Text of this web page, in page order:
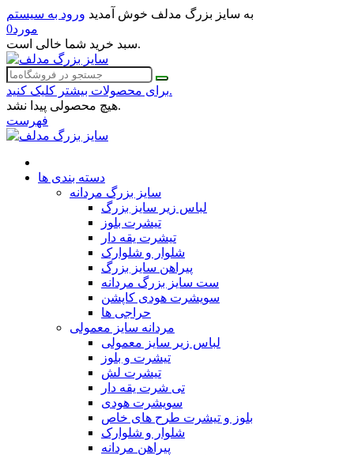
به سایز بزرگ مدلف خوش آمدید ورود به سیستم
0مورد
سبد خرید شما خالی است.
برای محصولات بیشتر کلیک کنید.
هیچ محصولی پیدا نشد.
فهرست
دسته بندی ها
سایز بزرگ مردانه
لباس زیر سایز بزرگ
تیشرت بلوز
تیشرت یقه دار
شلوار و شلوارک
پیراهن سایز بزرگ
ست سایز بزرگ مردانه
سویشرت هودی کاپشن
حراجی ها
مردانه سایز معمولی
لباس زیر سایز معمولی
تیشرت و بلوز
تیشرت لش
تی شرت یقه دار
سویشرت هودی
بلوز و تیشرت طرح های خاص
شلوار و شلوارک
پیراهن مردانه